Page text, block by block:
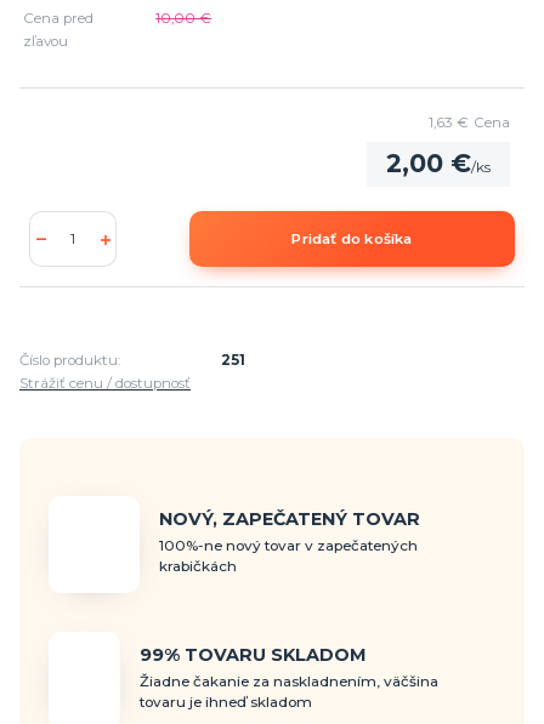
Cena pred
zľavou
10,00 €
2,00 €/ks
1,63 € Cena
Pridať do košíka
Číslo produktu:
251
Strážiť cenu / dostupnosť
NOVÝ, ZAPEČATENÝ TOVAR
100%-ne nový tovar v zapečatených
krabičkách
99% TOVARU SKLADOM
Žiadne čakanie za naskladnením, väčšina
tovaru je ihneď skladom